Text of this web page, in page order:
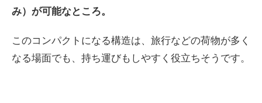
み）が可能なところ。
このコンパクトになる構造は、旅行などの荷物が多く
なる場面でも、持ち運びもしやすく役立ちそうです。